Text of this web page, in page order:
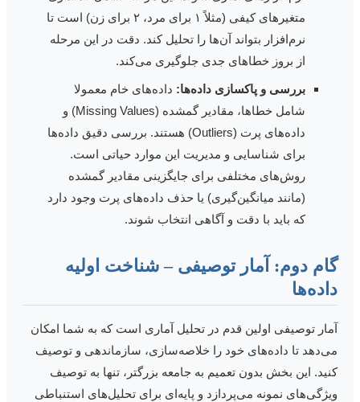
متغیرهای کیفی (مثلاً ۱ برای مرد، ۲ برای زن) است تا
نرم‌افزار بتواند آن‌ها را تحلیل کند. دقت در این مرحله
از بروز خطاهای جدی جلوگیری می‌کند.
بررسی و پاکسازی داده‌ها:داده‌های خام معمولا
شامل خطاها، مقادیر گمشده (Missing Values) و
داده‌های پرت (Outliers) هستند. بررسی دقیق داده‌ها
برای شناسایی و مدیریت این موارد حیاتی است.
روش‌های مختلفی برای جایگزینی مقادیر گمشده
(مانند میانگین‌گیری) یا حذف داده‌های پرت وجود دارد
که باید با دقت و آگاهی انتخاب شوند.
دوم: آمار توصیفی – شناخت اولیه
توصیفی اولین قدم در تحلیل آماری است که به شما امکان
تا داده‌های خود را خلاصه‌سازی، سازماندهی و توصیف
این بخش بدون تعمیم به جامعه بزرگتر، تنها به توصیف
نمونه می‌پردازد و پایه‌ای برای تحلیل‌های استنباطی